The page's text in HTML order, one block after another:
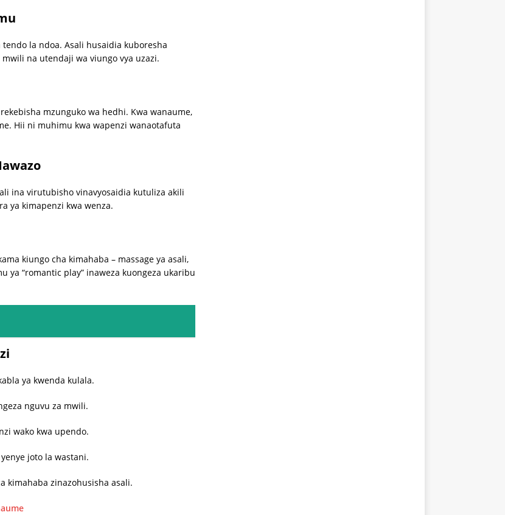
la ndoa. Asali husaidia kuboresha
na utendaji wa viungo vya uzazi.
mzunguko wa hedhi. Kwa wanaume,
Hii ni muhimu kwa wapenzi wanaotafuta
ina virutubisho vinavyosaidia kutuliza akili
ya kimapenzi kwa wenza.
kiungo cha kimahaba – massage ya asali,
ya “romantic play” inaweza kuongeza ukaribu
ya kwenda kulala.
nguvu za mwili.
wako kwa upendo.
joto la wastani.
kimahaba zinazohusisha asali.